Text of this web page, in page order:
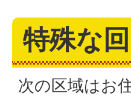
特殊な
次の区域はお